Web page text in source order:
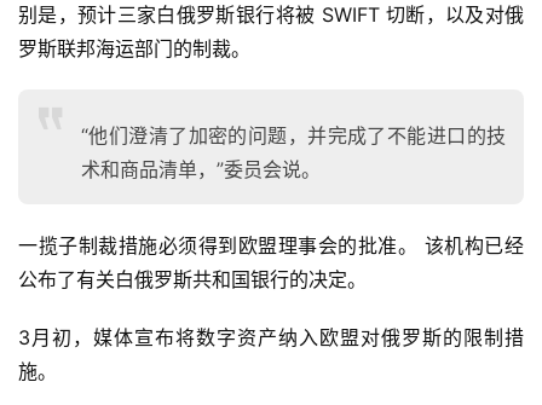
别是，预计三家白俄罗斯银行将被 SWIFT 切断，以及对俄
罗斯联邦海运部门的制裁。
“他们澄清了加密的问题，并完成了不能进口的技
术和商品清单，”委员会说。
一揽子制裁措施必须得到欧盟理事会的批准。 该机构已经
公布了有关白俄罗斯共和国银行的决定。
3月初，媒体宣布将数字资产纳入欧盟对俄罗斯的限制措
施。